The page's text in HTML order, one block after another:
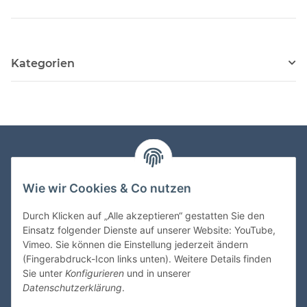
Wie wir Cookies & Co nutzen
Durch Klicken auf „Alle akzeptieren“ gestatten Sie den
Einsatz folgender Dienste auf unserer Website: YouTube,
Vimeo. Sie können die Einstellung jederzeit ändern
(Fingerabdruck-Icon links unten). Weitere Details finden
Sie unter Konfigurieren und in unserer
Datenschutzerklärung.
Kategorien
Gesetzliche Informationen
Zahlungsmöglichkeiten